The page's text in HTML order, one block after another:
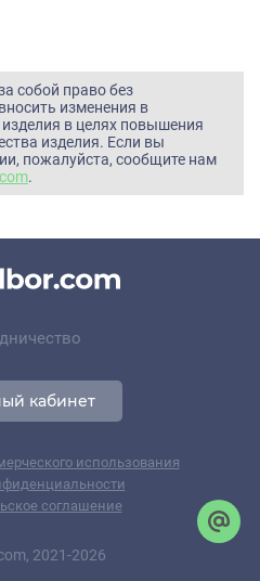
собой право без
изменения в
в целях повышения
изделия. Если вы
пожалуйста, сообщите нам
.
кабинет
использования
соглашение
2021-2026